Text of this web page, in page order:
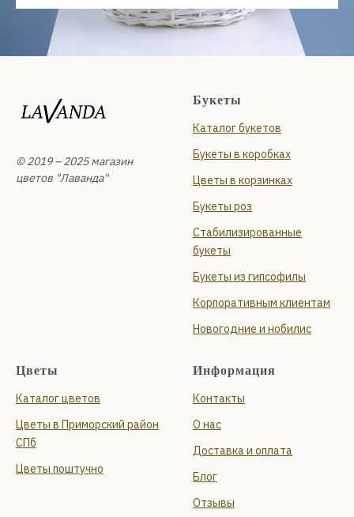
© 2019 – 2025 магазин
цветов "Лаванда"
Букеты
Каталог букетов
Букеты в коробках
Цветы в корзинках
Букеты роз
Стабилизированные
букеты
Букеты из гипсофилы
Корпоративным клиентам
Новогодние и нобилис
Цветы
Каталог цветов
Цветы в Приморский район
СПб
Цветы поштучно
Информация
Контакты
О нас
Доставка и оплата
Блог
Отзывы